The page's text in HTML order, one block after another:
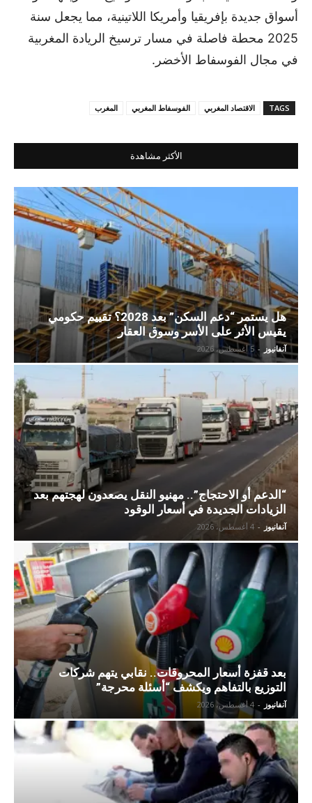
أسواق جديدة بإفريقيا وأمريكا اللاتينية، مما يجعل سنة
2025 محطة فاصلة في مسار ترسيخ الريادة المغربية
في مجال الفوسفاط الأخضر.
TAGS الاقتصاد المغربي الفوسفاط المغربي المغرب
الأكثر مشاهدة
هل يستمر “دعم السكن” بعد 2028؟ تقييم حكومي
يقيس الأثر على الأسر وسوق العقار
آنفانيوز - 5 أغسطس، 2026
“الدعم أو الاحتجاج”.. مهنيو النقل يصعدون لهجتهم بعد
الزيادات الجديدة في أسعار الوقود
آنفانيوز - 4 أغسطس، 2026
بعد قفزة أسعار المحروقات.. نقابي يتهم شركات
التوزيع بالتفاهم ويكشف “أسئلة محرجة”
آنفانيوز - 4 أغسطس، 2026